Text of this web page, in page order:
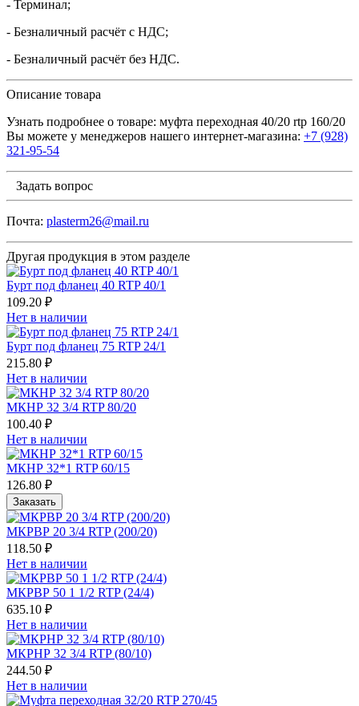
- Терминал;
- Безналичный расчёт с НДС;
- Безналичный расчёт без НДС.
Описание товара
Узнать подробнее о товаре: муфта переходная 40/20 rtp 160/20
Вы можете у менеджеров нашего интернет-магазина: +7 (928)
321-95-54
Задать вопрос
Почта: plasterm26@mail.ru
Другая продукция в этом разделе
Бурт под фланец 40 RTP 40/1
109.20 ₽
Нет в наличии
Бурт под фланец 75 RTP 24/1
215.80 ₽
Нет в наличии
МКНР 32 3/4 RTP 80/20
100.40 ₽
Нет в наличии
МКНР 32*1 RTP 60/15
126.80 ₽
Заказать
МКРВР 20 3/4 RTP (200/20)
118.50 ₽
Нет в наличии
МКРВР 50 1 1/2 RTP (24/4)
635.10 ₽
Нет в наличии
МКРНР 32 3/4 RTP (80/10)
244.50 ₽
Нет в наличии